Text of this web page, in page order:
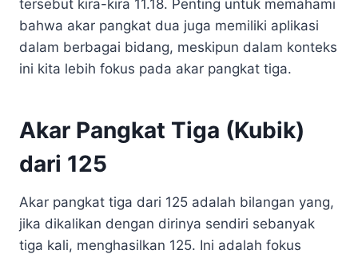
tersebut kira-kira 11.18. Penting untuk memahami
bahwa akar pangkat dua juga memiliki aplikasi
dalam berbagai bidang, meskipun dalam konteks
ini kita lebih fokus pada akar pangkat tiga.
Akar Pangkat Tiga (Kubik)
dari 125
Akar pangkat tiga dari 125 adalah bilangan yang,
jika dikalikan dengan dirinya sendiri sebanyak
tiga kali, menghasilkan 125. Ini adalah fokus